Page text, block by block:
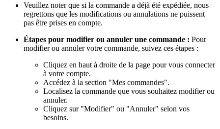
Veuillez noter que si la commande a déjà été expédiée, nous
regrettons que les modifications ou annulations ne puissent
pas être prises en compte.
Étapes pour modifier ou annuler une commande : Pour
modifier ou annuler votre commande, suivez ces étapes :
Cliquez en haut à droite de la page pour vous connecter
à votre compte.
Accédez à la section "Mes commandes".
Localisez la commande que vous souhaitez modifier ou
annuler.
Cliquez sur "Modifier" ou "Annuler" selon vos
besoins.